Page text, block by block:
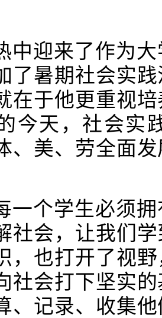
中迎来了作为
了暑期社会实
在于他更重视
今天，社会实
、美、劳全面
一个学生必须
社会，让我们
，也打开了视
社会打下坚实
、记录、收集